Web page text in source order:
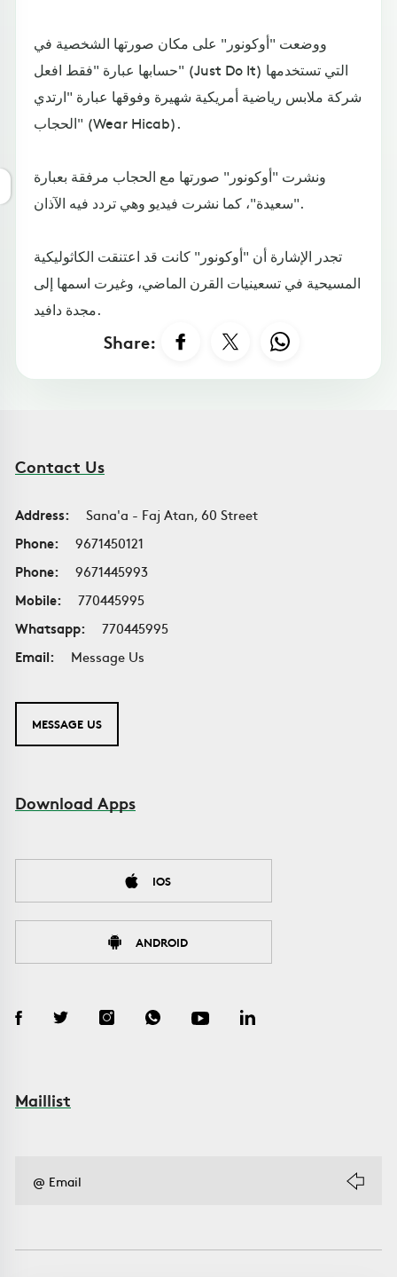
ووضعت "أوكونور" على مكان صورتها الشخصية في
حسابها عبارة "فقط افعل" (Just Do It) التي تستخدمها
شركة ملابس رياضية أمريكية شهيرة وفوقها عبارة "ارتدي
الحجاب" (Wear Hicab).
ونشرت "أوكونور" صورتها مع الحجاب مرفقة بعبارة
"سعيدة"، كما نشرت فيديو وهي تردد فيه الآذان.
تجدر الإشارة أن "أوكونور" كانت قد اعتنقت الكاثوليكية
المسيحية في تسعينيات القرن الماضي، وغيرت اسمها إلى
مجدة دافيد.
Share:
Contact Us
Address:
Sana'a - Faj Atan, 60 Street
Phone:
9671450121
Phone:
9671445993
Mobile:
770445995
Whatsapp:
770445995
Email:
Message Us
MESSAGE US
Download Apps
IOS
ANDROID
Maillist